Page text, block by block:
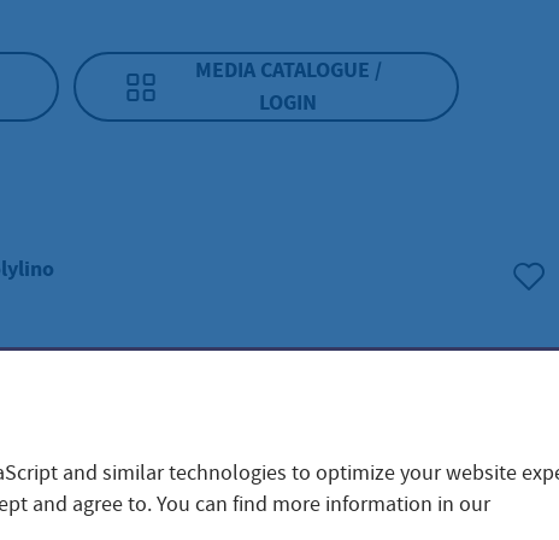
MEDIA CATALOGUE /
LOGIN
and similar technologies to optimize your website
and agree to. You can find more information in our